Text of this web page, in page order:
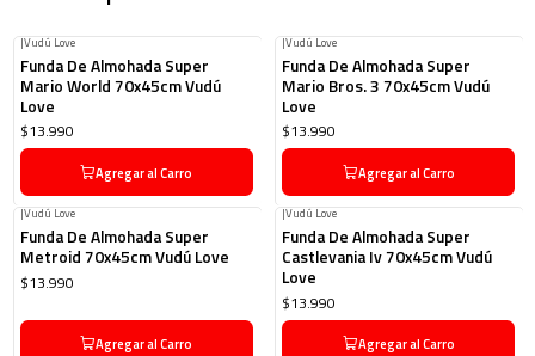
|Vudú Love
Funda De Almohada Super
Mario World 70x45cm Vudú
Love
$13.990
Agregar al Carro
|Vudú Love
Funda De Almohada Super
Mario Bros. 3 70x45cm Vudú
Love
$13.990
Agregar al Carro
|Vudú Love
Funda De Almohada Super
Metroid 70x45cm Vudú Love
$13.990
Agregar al Carro
|Vudú Love
Funda De Almohada Super
Castlevania Iv 70x45cm Vudú
Love
$13.990
Agregar al Carro